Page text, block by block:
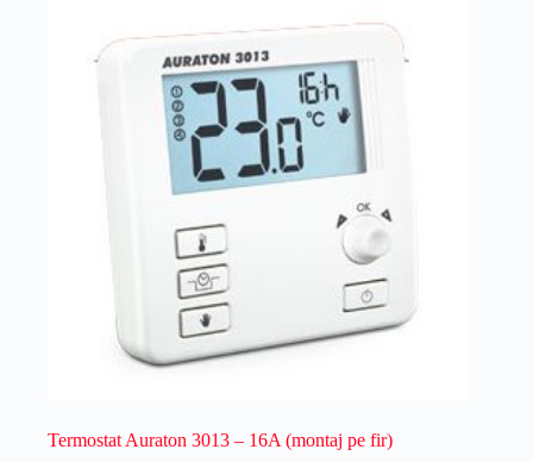
Termostat Auraton 3013 – 16A (montaj pe fir)